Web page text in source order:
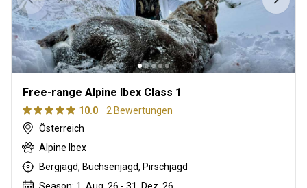
Free-range Alpine Ibex Class 1
10.0
2 Bewertungen
Österreich
Alpine Ibex
Bergjagd, Büchsenjagd, Pirschjagd